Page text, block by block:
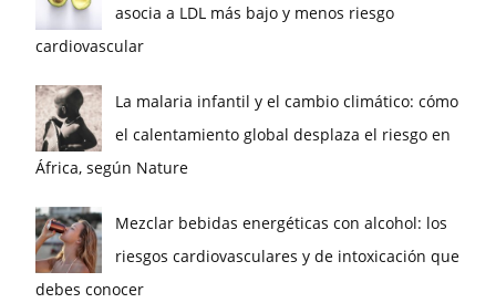
asocia a LDL más bajo y menos riesgo
cardiovascular
La malaria infantil y el cambio climático: cómo
el calentamiento global desplaza el riesgo en
África, según Nature
Mezclar bebidas energéticas con alcohol: los
riesgos cardiovasculares y de intoxicación que
debes conocer